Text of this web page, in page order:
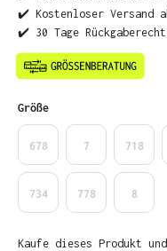
✔️ Kostenloser Versand
✔️ 30 Tage Rückgaberecht
Größeauswählen
678 7 718
734 778 8
Kaufe dieses Produkt